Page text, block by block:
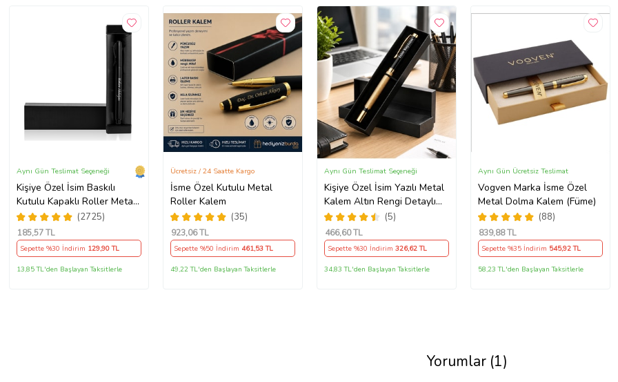
Kişiye Özel İsim Baskılı
Kutulu Kapaklı Roller Metal
Kalem (Siyah) (2725)
Aynı Gün Teslimat Seçeneği
185,57 TL
Sepette %30 İndirim 129,90 TL
13,85 TL'den Başlayan Taksitlerle
İsme Özel Kutulu Metal
Roller Kalem
(35)
Ücretsiz / 24 Saatte Kargo
923,06 TL
Sepette %50 İndirim 461,53 TL
49,22 TL'den Başlayan Taksitlerle
Kişiye Özel İsim Yazılı Metal
Kalem Altın Rengi Detaylı
Şık Hediyelik Roller Kalem
Özel Kutusunda İmza Kalemi
(5)
Aynı Gün Teslimat Seçeneği
466,60 TL
Sepette %30 İndirim 326,62 TL
34,83 TL'den Başlayan Taksitlerle
Vogven Marka İsme Özel
Metal Dolma Kalem (Füme)
(88)
Aynı Gün Ücretsiz Teslimat
839,88 TL
Sepette %35 İndirim 545,92 TL
58,23 TL'den Başlayan Taksitlerle
Yorumlar (1)